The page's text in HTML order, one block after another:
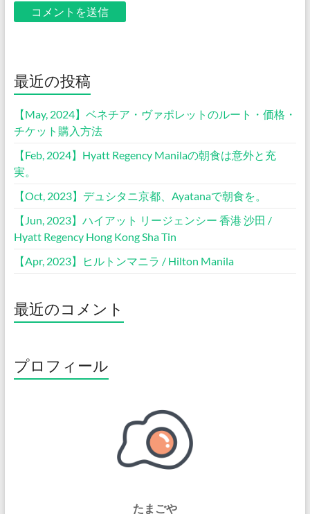
最近の投稿
【May, 2024】ベネチア・ヴァポレットのルート・価格・
チケット購入方法
【Feb, 2024】Hyatt Regency Manilaの朝食は意外と充
実。
【Oct, 2023】デュシタニ京都、Ayatanaで朝食を。
【Jun, 2023】ハイアット リージェンシー 香港 沙田 /
Hyatt Regency Hong Kong Sha Tin
【Apr, 2023】ヒルトンマニラ / Hilton Manila
最近のコメント
プロフィール
たまごや